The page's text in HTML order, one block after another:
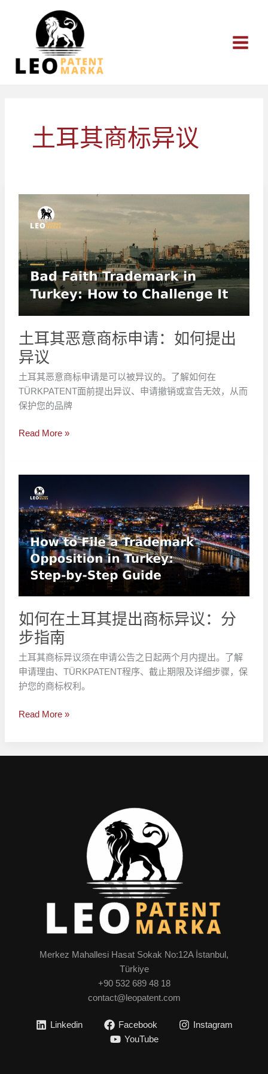
土耳其商标异议
土耳其恶意商标申请：如何提出
异议
土耳其恶意商标申请是可以被异议的。了解如何在
TÜRKPATENT面前提出异议、申请撤销或宣告无效，从而
保护您的品牌
土
意
商
请：
如
何
提
出
异
议
Read More »
如何在土耳其提出商标异议：分
步指南
土耳其商标异议须在申请公告之日起两个月内提出。了解
申请理由、TÜRKPATENT程序、截止期限及详细步骤，保
护您的商标权利。
在
耳
其
商
标
异
议：
分
步
指
Read More »
Merkez Mahallesi Hasat Sokak No:12A İstanbul,
Türkiye
+90 532 689 48 18
contact@leopatent.com
Linkedin Facebook
Instagram
YouTube